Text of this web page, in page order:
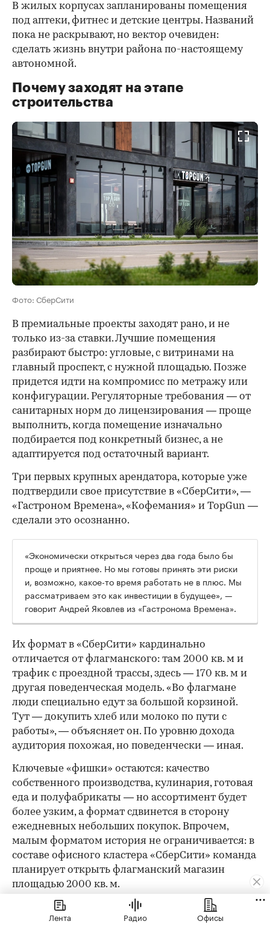
В жилых корпусах запланированы помещения
под аптеки, фитнес и детские центры. Названий
пока не раскрывают, но вектор очевиден:
сделать жизнь внутри района по-настоящему
автономной.
Почему заходят на этапе
строительства
Фото: СберСити
В премиальные проекты заходят рано, и не
только из-за ставки. Лучшие помещения
разбирают быстро: угловые, с витринами на
главный проспект, с нужной площадью. Позже
придется идти на компромисс по метражу или
конфигурации. Регуляторные требования — от
санитарных норм до лицензирования — проще
выполнить, когда помещение изначально
подбирается под конкретный бизнес, а не
адаптируется под остаточный вариант.
Три первых крупных арендатора, которые уже
подтвердили свое присутствие в «СберСити», —
«Гастроном Времена», «Кофемания» и TopGun —
сделали это осознанно.
«Экономически открыться через два года было бы
проще и приятнее. Но мы готовы принять эти риски
и, возможно, какое-то время работать не в плюс. Мы
рассматриваем это как инвестиции в будущее», —
говорит Андрей Яковлев из «Гастронома Времена».
Их формат в «СберСити» кардинально
отличается от флагманского: там 2000 кв. м и
трафик с проездной трассы, здесь — 170 кв. м и
другая поведенческая модель. «Во флагмане
люди специально едут за большой корзиной.
Тут — докупить хлеб или молоко по пути с
работы», — объясняет он. По уровню дохода
аудитория похожая, но поведенчески — иная.
Ключевые «фишки» остаются: качество
собственного производства, кулинария, готовая
еда и полуфабрикаты — но ассортимент будет
более узким, а формат сдвинется в сторону
ежедневных небольших покупок. Впрочем,
малым форматом история не ограничивается: в
составе офисного кластера «СберСити» команда
планирует открыть флагманский магазин
площадью 2000 кв. м.
«Кофемания» выстраивает свое присутствие в
«СберСити» в той же логике индивидуального
Лента Радио Офисы